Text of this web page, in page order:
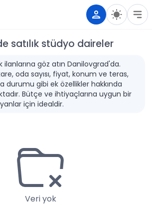
satılık stüdyo daireler
ilanlarına göz atın Danilovgrad'da.
oda sayısı, fiyat, konum ve teras,
durumu gibi ek özellikler hakkında
Bütçe ve ihtiyaçlarına uygun bir
için idealdir.
Veri yok